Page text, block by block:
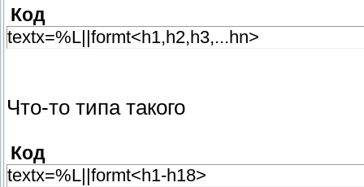
Код
textx=%L||formt<h1,h2,h3,...hn>
Что-то типа такого
Код
textx=%L||formt<h1-h18>